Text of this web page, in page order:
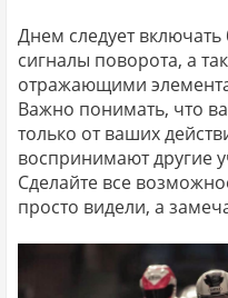
Днем следует
сигналы поворота, а
отражающими
Важно понимать, что
только от ваших
воспринимают другие
Сделайте все
просто видели, а